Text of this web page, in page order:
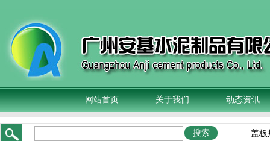
网站首页 关于我们 动态资讯
,混凝土电缆沟盖板厂家,广州水泥电力盖板价格,广州水泥沟盖板规